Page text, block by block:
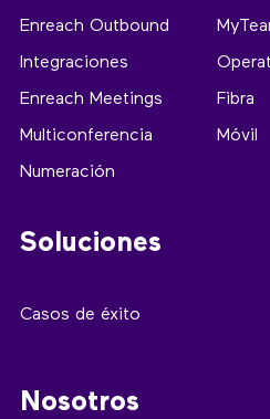
Enreach Outbound
Integraciones
Enreach Meetings
Multiconferencia
Numeración
Fibra
Móvil
Soluciones
Casos de éxito
Nosotros